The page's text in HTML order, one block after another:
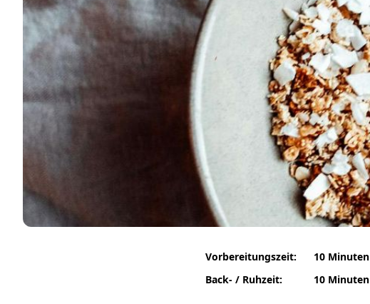
Vorbereitungszeit:
Back- / Ruhzeit:
10 Minuten
10 Minuten